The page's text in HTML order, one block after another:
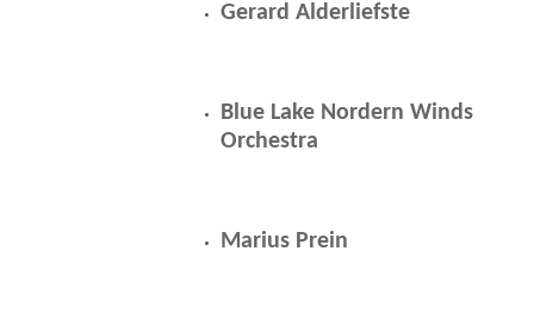
Gerard Alderliefste
Blue Lake Nordern Winds
Orchestra
Marius Prein